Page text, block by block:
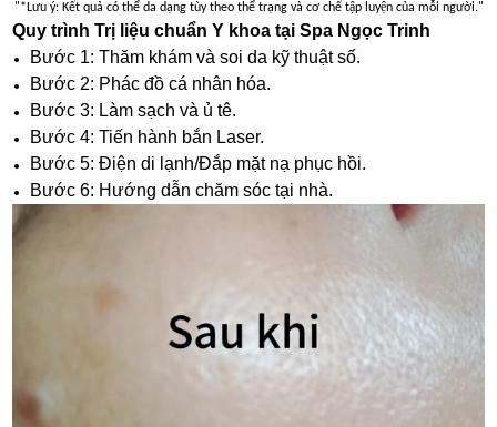
"*Lưu ý: Kết quả có thể da dạng tùy theo thể trạng và cơ chế tập luyện của mỗi người."
Quy trình Trị liệu chuẩn Y khoa tại Spa Ngọc Trinh
Bước 1: Thăm khám và soi da kỹ thuật số.
Bước 2: Phác đồ cá nhân hóa.
Bước 3: Làm sạch và ủ tê.
Bước 4: Tiến hành bắn Laser.
Bước 5: Điện di lạnh/Đắp mặt nạ phục hồi.
Bước 6: Hướng dẫn chăm sóc tại nhà.